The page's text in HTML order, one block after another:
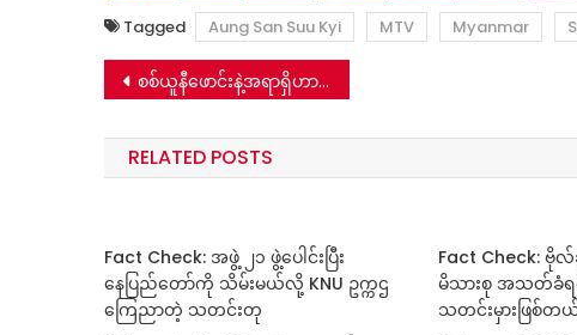
Tagged Aung San Suu Kyi MTV Myanmar
Post
navigation
စစ်ယူနီဖောင်းနဲ့အရာရှိဟာ ပြည်ခိုင်ဖြိုး ဥက္ကဌ ဦးသန်းဌေး ၈ လေးလုံး အရေးအခင်းမှာ ပစ်မိန့်ပေးနေပုံလား-မဟုတ်ပါ
RELATED POSTS
Fact Check: အဖွဲ့ ၂၁ ဖွဲ့ပေါင်းပြီး
နေပြည်တော်ကို သိမ်းမယ်လို့ KNU ဥက္ကဌ
ကြေညာတဲ့ သတင်းတု
Fact Check: ဗိုလ်
မိသားစု အသတ်ခံရ
သတင်းမှားဖြစ်တ